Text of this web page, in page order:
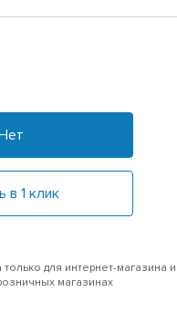
в 1 клик
только для интернет-магазина
магазинах